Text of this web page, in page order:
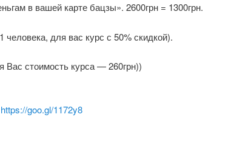
в вашей карте бацзы». 2600грн = 1300грн.
человека, для вас курс с 50% скидкой).
стоимость курса — 260грн))
https://goo.gl/1172y8